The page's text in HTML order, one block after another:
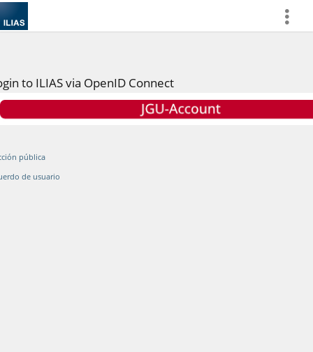
more
to ILIAS via OpenID Connect
pública
de usuario